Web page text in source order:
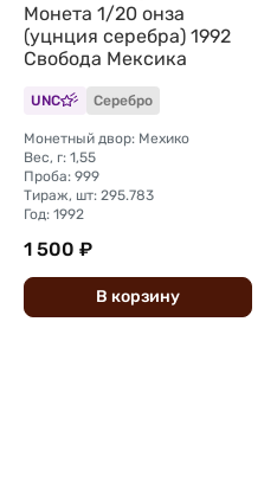
Монета 1/20 онза
(уцнция серебра) 1992
Свобода Мексика
UNC Серебро
Монетный двор: Мехико
Вес, г: 1,55
Проба: 999
Тираж, шт: 295.783
Год: 1992
1 500 ₽
В корзину